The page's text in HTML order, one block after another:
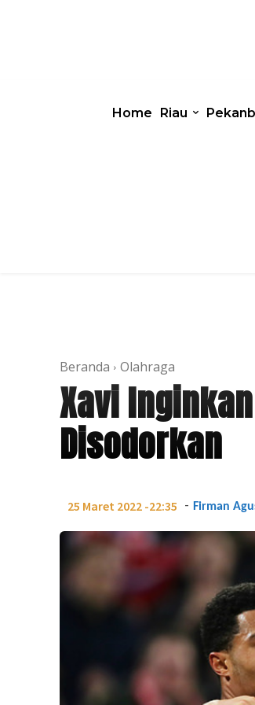
Home Riau
Beranda Olahraga
Xavi
Disodorkan
25 Maret 2022 -22:35 - Firman